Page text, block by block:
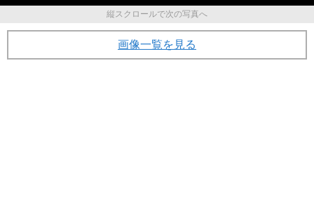
縦スクロールで次の写真へ
画像一覧を見る